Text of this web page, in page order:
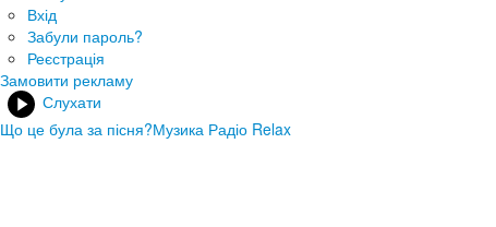
Вхід
Забули пароль?
Реєстрація
Замовити рекламу
Слухати
Що це була за пісня?Музика Радіо Relax